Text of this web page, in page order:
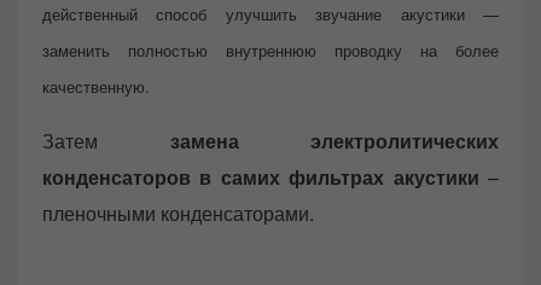
действенный способ улучшить звучание акустики —
заменить полностью внутреннюю проводку на более
качественную.
Затем замена электролитических
конденсаторов в самих фильтрах акустики –
пленочными конденсаторами.